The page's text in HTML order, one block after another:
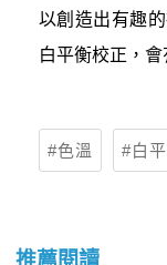
以創造出有趣
白平衡校正，
色溫 白
推薦閱讀